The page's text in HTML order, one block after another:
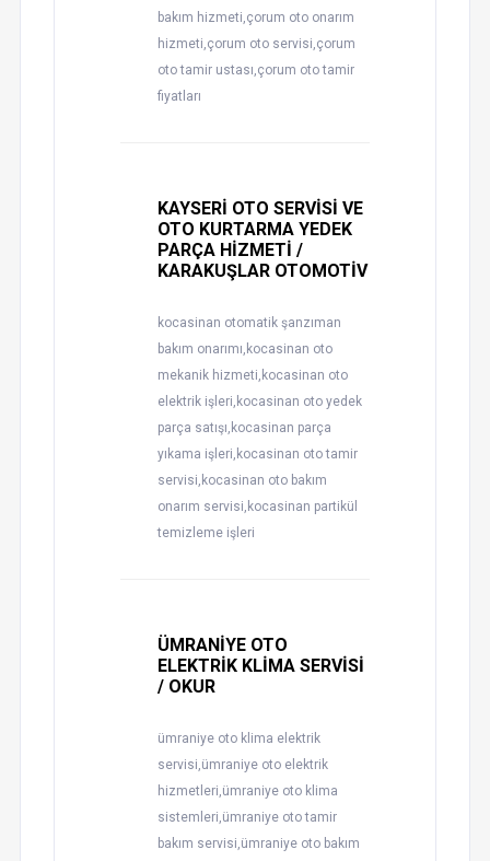
bakım hizmeti,çorum oto onarım
hizmeti,çorum oto servisi,çorum
oto tamir ustası,çorum oto tamir
fiyatları
KAYSERİ OTO SERVİSİ VE
OTO KURTARMA YEDEK
PARÇA HİZMETİ /
KARAKUŞLAR OTOMOTİV
kocasinan otomatik şanzıman
bakım onarımı,kocasinan oto
mekanik hizmeti,kocasinan oto
elektrik işleri,kocasinan oto yedek
parça satışı,kocasinan parça
yıkama işleri,kocasinan oto tamir
servisi,kocasinan oto bakım
onarım servisi,kocasinan partikül
temizleme işleri
ÜMRANİYE OTO
ELEKTRİK KLİMA SERVİSİ
/ OKUR
ümraniye oto klima elektrik
servisi,ümraniye oto elektrik
hizmetleri,ümraniye oto klima
sistemleri,ümraniye oto tamir
bakım servisi,ümraniye oto bakım